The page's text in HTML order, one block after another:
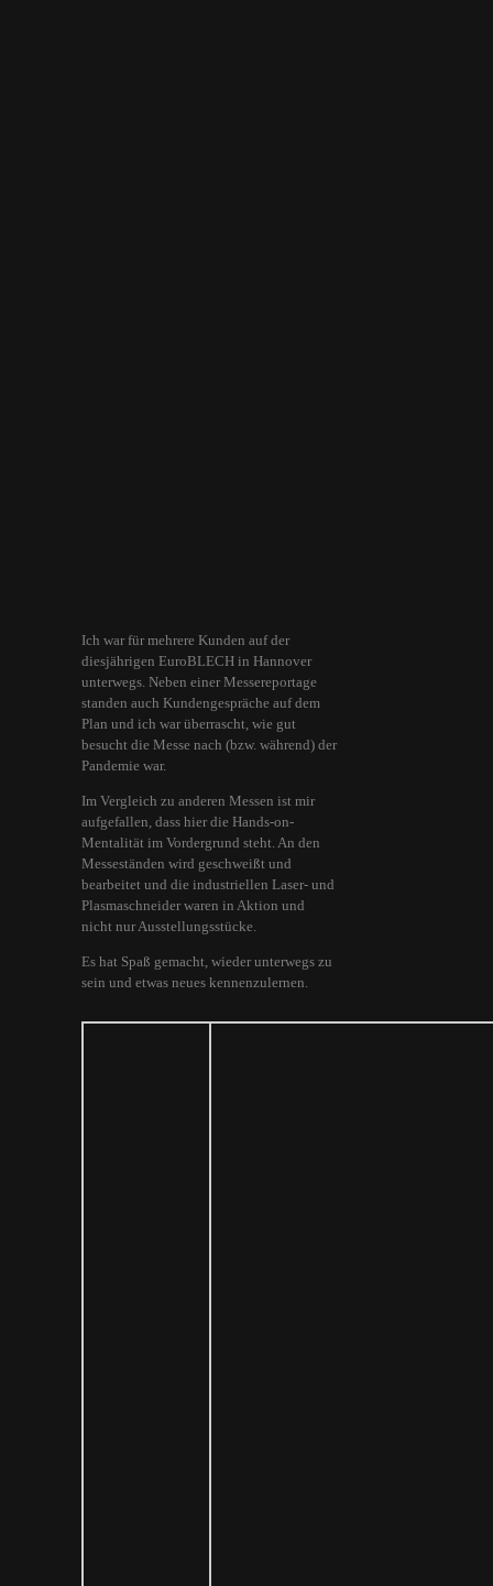
Ich war für mehrere Kunden auf der
diesjährigen EuroBLECH in Hannover
unterwegs. Neben einer Messereportage
standen auch Kundengespräche auf dem
Plan und ich war überrascht, wie gut
besucht die Messe nach (bzw. während) der
Pandemie war.
Im Vergleich zu anderen Messen ist mir
aufgefallen, dass hier die Hands-on-
Mentalität im Vordergrund steht. An den
Messeständen wird geschweißt und
bearbeitet und die industriellen Laser- und
Plasmaschneider waren in Aktion und
nicht nur Ausstellungsstücke.
Es hat Spaß gemacht, wieder unterwegs zu
sein und etwas neues kennenzulernen.